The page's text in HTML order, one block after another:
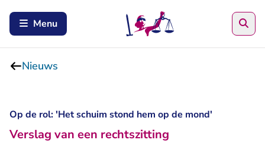
Menu
Nieuws
Op de rol: 'Het schuim stond hem op de mond'
Verslag van een rechtszitting